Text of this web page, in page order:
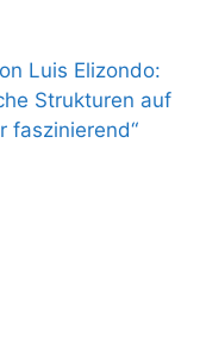
Luis Elizondo:
Strukturen auf
faszinierend“